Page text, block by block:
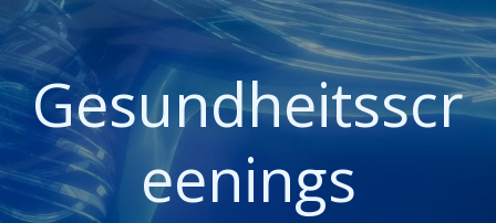
Gesundheitsscr
eenings